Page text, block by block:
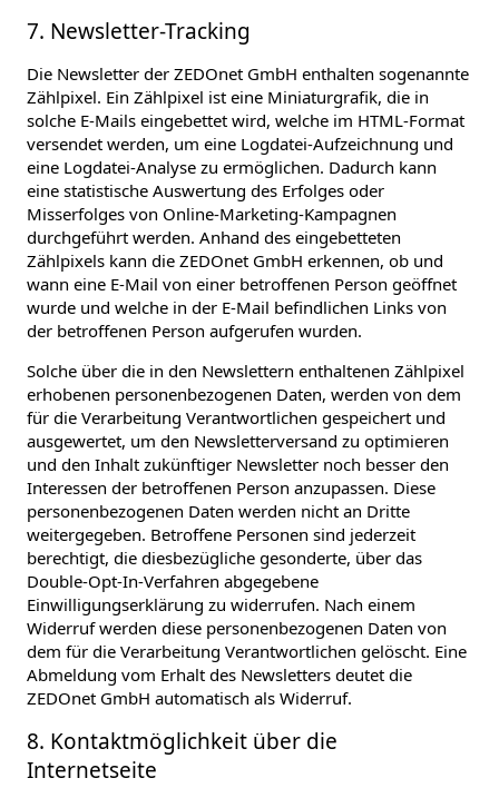
7. Newsletter-Tracking
Die Newsletter der ZEDOnet GmbH enthalten sogenannte
Zählpixel. Ein Zählpixel ist eine Miniaturgrafik, die in
solche E-Mails eingebettet wird, welche im HTML-Format
versendet werden, um eine Logdatei-Aufzeichnung und
eine Logdatei-Analyse zu ermöglichen. Dadurch kann
eine statistische Auswertung des Erfolges oder
Misserfolges von Online-Marketing-Kampagnen
durchgeführt werden. Anhand des eingebetteten
Zählpixels kann die ZEDOnet GmbH erkennen, ob und
wann eine E-Mail von einer betroffenen Person geöffnet
wurde und welche in der E-Mail befindlichen Links von
der betroffenen Person aufgerufen wurden.
Solche über die in den Newslettern enthaltenen Zählpixel
erhobenen personenbezogenen Daten, werden von dem
für die Verarbeitung Verantwortlichen gespeichert und
ausgewertet, um den Newsletterversand zu optimieren
und den Inhalt zukünftiger Newsletter noch besser den
Interessen der betroffenen Person anzupassen. Diese
personenbezogenen Daten werden nicht an Dritte
weitergegeben. Betroffene Personen sind jederzeit
berechtigt, die diesbezügliche gesonderte, über das
Double-Opt-In-Verfahren abgegebene
Einwilligungserklärung zu widerrufen. Nach einem
Widerruf werden diese personenbezogenen Daten von
dem für die Verarbeitung Verantwortlichen gelöscht. Eine
Abmeldung vom Erhalt des Newsletters deutet die
ZEDOnet GmbH automatisch als Widerruf.
8. Kontaktmöglichkeit über die
Internetseite